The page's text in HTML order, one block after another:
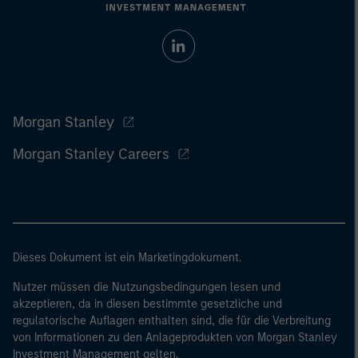
Morgan Stanley
Morgan Stanley Careers
Dieses Dokument ist ein Marketingdokument.
Nutzer müssen die Nutzungsbedingungen lesen und
akzeptieren, da in diesen bestimmte gesetzliche und
regulatorische Auflagen enthalten sind, die für die Verbreitung
von Informationen zu den Anlageprodukten von Morgan Stanley
Investment Management gelten.